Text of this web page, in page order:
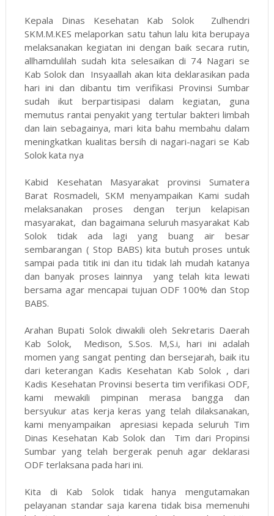
Kepala Dinas Kesehatan Kab Solok Zulhendri
SKM.M.KES melaporkan satu tahun lalu kita berupaya
melaksanakan kegiatan ini dengan baik secara rutin,
allhamdulilah sudah kita selesaikan di 74 Nagari se
Kab Solok dan Insyaallah akan kita deklarasikan pada
hari ini dan dibantu tim verifikasi Provinsi Sumbar
sudah ikut berpartisipasi dalam kegiatan, guna
memutus rantai penyakit yang tertular bakteri limbah
dan lain sebagainya, mari kita bahu membahu dalam
meningkatkan kualitas bersih di nagari-nagari se Kab
Solok kata nya
Kabid Kesehatan Masyarakat provinsi Sumatera
Barat Rosmadeli, SKM menyampaikan Kami sudah
melaksanakan proses dengan terjun kelapisan
masyarakat, dan bagaimana seluruh masyarakat Kab
Solok tidak ada lagi yang buang air besar
sembarangan ( Stop BABS) kita butuh proses untuk
sampai pada titik ini dan itu tidak lah mudah katanya
dan banyak proses lainnya yang telah kita lewati
bersama agar mencapai tujuan ODF 100% dan Stop
BABS.
Arahan Bupati Solok diwakili oleh Sekretaris Daerah
Kab Solok, Medison, S.Sos. M,S.i, hari ini adalah
momen yang sangat penting dan bersejarah, baik itu
dari keterangan Kadis Kesehatan Kab Solok , dari
Kadis Kesehatan Provinsi beserta tim verifikasi ODF,
kami mewakili pimpinan merasa bangga dan
bersyukur atas kerja keras yang telah dilaksanakan,
kami menyampaikan apresiasi kepada seluruh Tim
Dinas Kesehatan Kab Solok dan Tim dari Propinsi
Sumbar yang telah bergerak penuh agar deklarasi
ODF terlaksana pada hari ini.
Kita di Kab Solok tidak hanya mengutamakan
pelayanan standar saja karena tidak bisa memenuhi